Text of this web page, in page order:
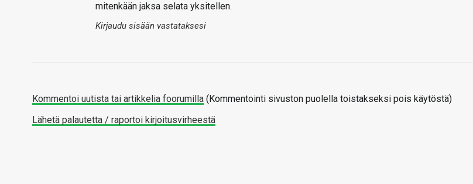
mitenkään jaksa selata yksitellen.
Kirjaudu sisään vastataksesi
Kommentoi uutista tai artikkelia foorumilla (Kommentointi sivuston puolella toistakseksi pois käytöstä)
Lähetä palautetta / raportoi kirjoitusvirheestä